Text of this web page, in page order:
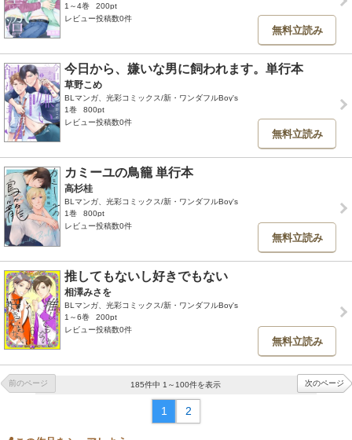
1～4巻
200pt
レビュー投稿数0件
無料立読み
今日から、嫌いな男に飼われます。単行本
草野こめ
BLマンガ、光彩コミックス/新・ワンダフルBoy's
1巻
800pt
レビュー投稿数0件
無料立読み
カミーユの鳥籠 単行本
高杉桂
BLマンガ、光彩コミックス/新・ワンダフルBoy's
1巻
800pt
レビュー投稿数0件
無料立読み
推してもないし好きでもない
相澤みさを
BLマンガ、光彩コミックス/新・ワンダフルBoy's
1～6巻
200pt
レビュー投稿数0件
無料立読み
前のページ 185件中 1～100件を表示 次のページ
1 2